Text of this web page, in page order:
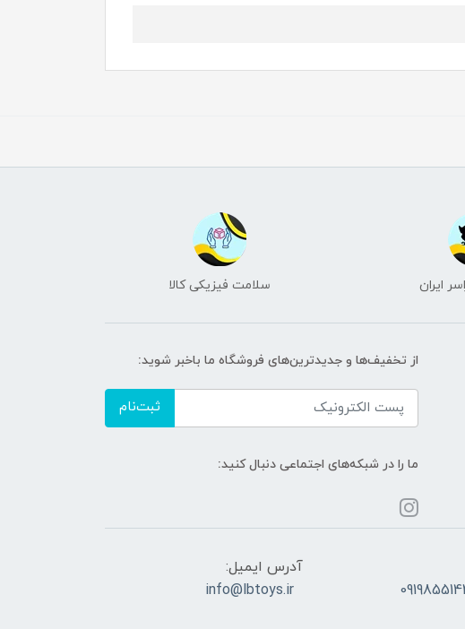
ایران سلامت فیزیکی کالا
از تخفیف‌ها و جدیدترین‌های فروشگاه ما باخبر شوید:
ثبت‌نام
ما را در شبکه‌های اجتماعی دنبال کنید:
آدرس ایمیل:
info@lbtoys.ir